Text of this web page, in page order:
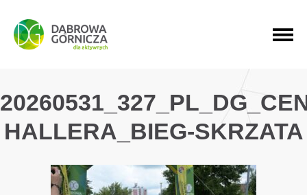
PRZEJDŹ DO MENU GŁÓWNEGO
PRZEJDŹ DO WYSZUKIWARKI
PRZEJDŹ DO TREŚCI
HALLERA_BIEG-SKRZATA